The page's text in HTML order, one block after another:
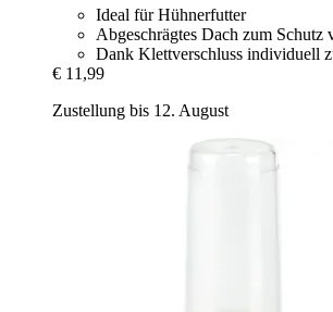
Ideal für Hühnerfutter
Abgeschrägtes Dach zum Schutz
Dank Klettverschluss individuell
€ 11,99
Zustellung bis 12. August